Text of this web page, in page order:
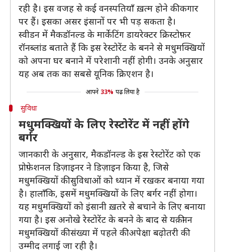
रही है। इस वजह से कई वनस्पतियाँ ख़त्म होने की कगार
पर हैं। इसका असर इंसानों पर भी पड़ सकता है।
स्वीडन में मैकडॉनल्ड के मार्केटिंग डायरेक्टर क्रिस्टोफ़र
रॉनब्लांड बताते हैं कि इस रेस्टोरेंट के बनने से मधुमक्खियों
को अपना घर बनाने में परेशानी नहीं होगी। उनके अनुसार
यह अब तक का सबसे यूनिक क्रिएशन है।
आपने 33% पढ़ लिया है
सुविधा
मधुमक्खियों के लिए रेस्टोरेंट में नहीं होंगे
बर्गर
जानकारी के अनुसार, मैकडॉनल्ड के इस रेस्टोरेंट को एक
प्रोफ़ेशनल डिज़ाइनर ने डिज़ाइन किया है, जिसे
मधुमक्खियों की सुविधाओं को ध्यान में रखकर बनाया गया
है। हालाँकि, इसमें मधुमक्खियों के लिए बर्गर नहीं होगा।
यह मधुमक्खियों को इंसानी ख़तरे से बचाने के लिए बनाया
गया है। इस अनोखे रेस्टोरेंट के बनने के बाद से यक़ीनन
मधुमक्खियों की संख्या में पहले की अपेक्षा बढ़ोतरी की
उम्मीद लगाई जा रही है।